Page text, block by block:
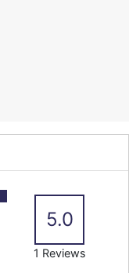
5.0
1 Reviews